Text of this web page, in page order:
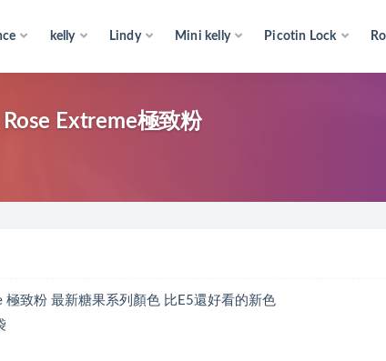
kelly Lindy Mini kelly Picotin Lock
Extreme極致粉
極致粉 最新糖果系列顏色 比E5還好看的新色